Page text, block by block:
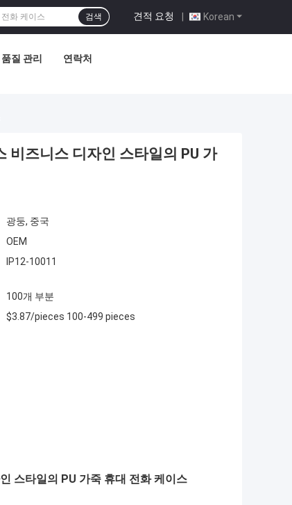
Korean
견적 요청 |
검색
품질 관리 연락처
비즈니스 디자인 스타일의 PU 가
광둥, 중국
OEM
IP12-10011
100개 부분
$3.87/pieces 100-499 pieces
스타일의 PU 가죽 휴대 전화 케이스